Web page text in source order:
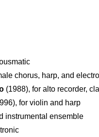
chorus, harp, and
(1988), for alto recorder,
for violin and harp
instrumental ensemble